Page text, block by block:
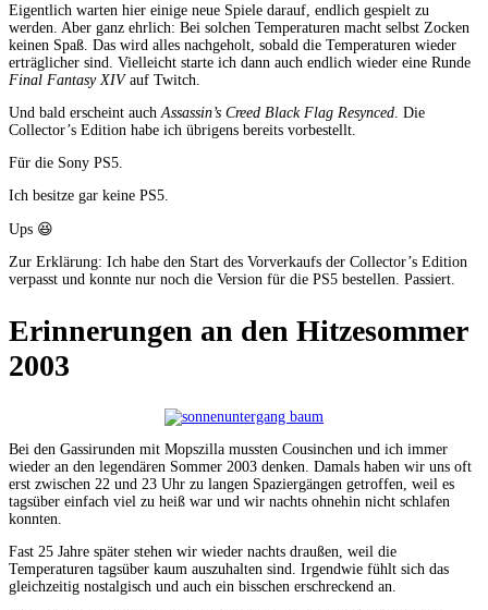
Eigentlich warten hier einige neue Spiele darauf, endlich gespielt zu
werden. Aber ganz ehrlich: Bei solchen Temperaturen macht selbst Zocken
keinen Spaß. Das wird alles nachgeholt, sobald die Temperaturen wieder
erträglicher sind. Vielleicht starte ich dann auch endlich wieder eine Runde
Final Fantasy XIVauf Twitch.
Und bald erscheint auch Assassin’s Creed Black Flag Resynced . Die
Collector’s Edition habe ich übrigens bereits vorbestellt.
Für die Sony PS5.
Ich besitze gar keine PS5.
Ups 😆
Zur Erklärung: Ich habe den Start des Vorverkaufs der Collector’s Edition
verpasst und konnte nur noch die Version für die PS5 bestellen. Passiert.
Erinnerungen an den Hitzesommer
2003
Bei den Gassirunden mit Mopszilla mussten Cousinchen und ich immer
wieder an den legendären Sommer 2003 denken. Damals haben wir uns oft
erst zwischen 22 und 23 Uhr zu langen Spaziergängen getroffen, weil es
tagsüber einfach viel zu heiß war und wir nachts ohnehin nicht schlafen
konnten.
Fast 25 Jahre später stehen wir wieder nachts draußen, weil die
Temperaturen tagsüber kaum auszuhalten sind. Irgendwie fühlt sich das
gleichzeitig nostalgisch und auch ein bisschen erschreckend an.